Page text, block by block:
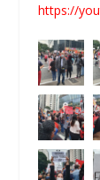
https://